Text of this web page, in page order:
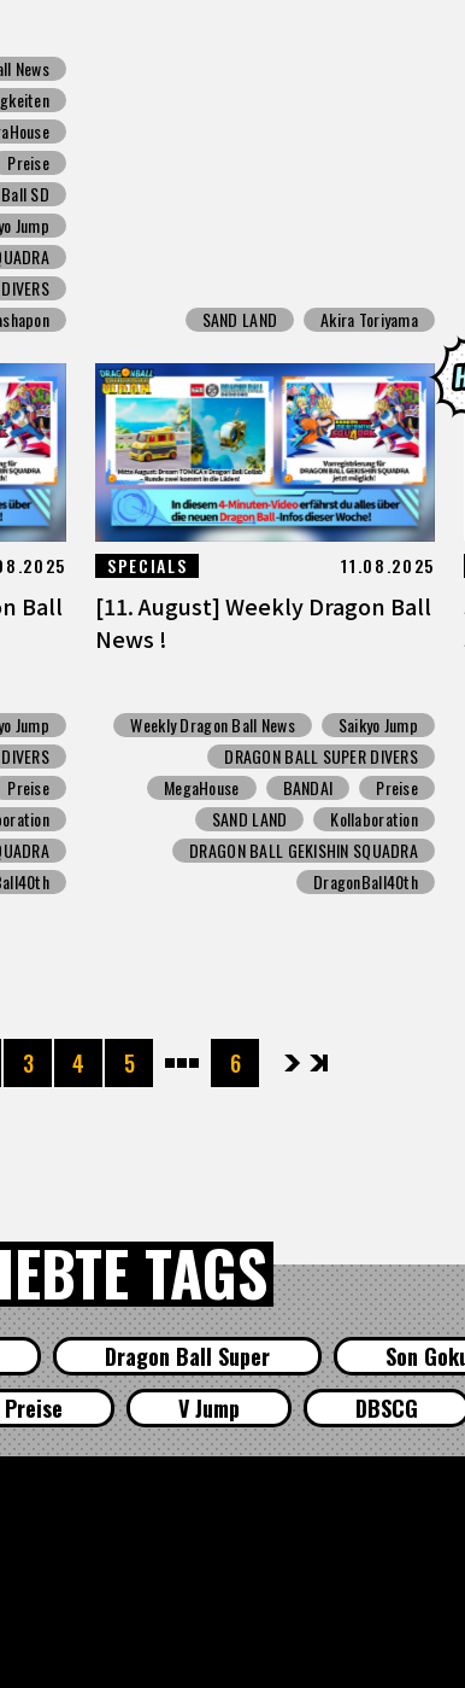
News
Preise
SD
Jump
SAND LAND Akira Toriyama
Ball
Jump
Preise
SPECIALS 11.08.2025
[11. August] Weekly Dragon Ball
News !
Weekly Dragon Ball News
Saikyo Jump
DRAGON BALL SUPER DIVERS
MegaHouse
BANDAI
Preise
SAND LAND
Kollaboration
DRAGON BALL GEKISHIN SQUADRA
DragonBall40th
3 4 5 6 最後
TAGS
Dragon Ball Super Son
Preise V Jump DBSCG